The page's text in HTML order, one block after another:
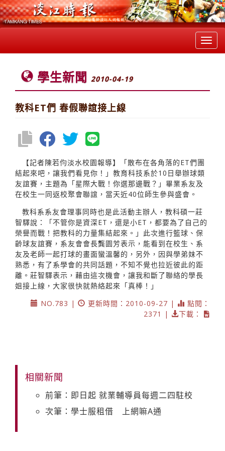
學生新聞 2010-04-19
教科ET們 春假聯誼接上線
【記者陳若伨淡水校園報導】「散布在各角落的ET們團
結起來吧，讓我們看見你！」教育科技系於10日舉辦球類
友誼賽，主題為「星際大戰！你選那邊戰？」畢業系友及
在校生一同返校聚會聯誼，當天近40位師生參與盛會。
教科系系友會理事同時也是此活動主辦人，教科碩一莊
智驛說：「不管你是資深ET，還是小ET，都要為了自己的
榮譽而戰！把教科的力量集結起來。」此次進行籃球、保
齡球友誼賽，系友會會長龔園芳表示，能看到在校生、系
友及老師一起打球的畫面蠻溫馨的，另外，因與學弟妹不
熟悉，有了系學會的共同話題，不知不覺也拉近彼此的距
離。莊智驛表示，藉由這次機會，讓我和斷了聯絡的學長
姐接上線，大家很快就熱絡起來「真棒！」
NO.783 |
更新時間：2010-09-27 |
點閱：
2371 |
下載：
相關新聞
前筆：即日起 就業輔導員每週二四駐校
次筆：學士服租借 上網嘛A通